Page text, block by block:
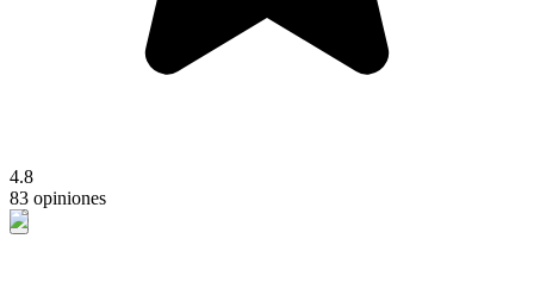
4.8
83 opiniones